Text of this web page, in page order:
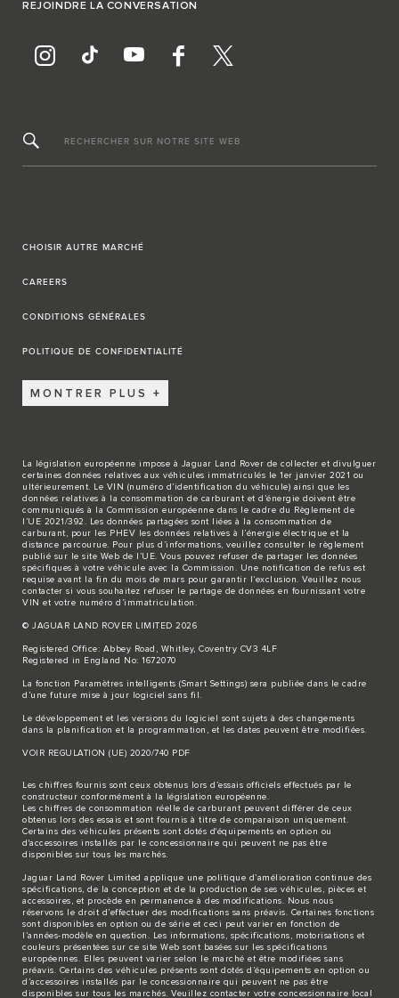
REJOINDRE LA CONVERSATION
RECHERCHER SUR NOTRE SITE WEB
CHOISIR AUTRE MARCHÉ
CAREERS
CONDITIONS GÉNÉRALES
POLITIQUE DE CONFIDENTIALITÉ
MONTRER PLUS
La législation européenne impose à Jaguar Land Rover de collecter et divulguer
certaines données relatives aux véhicules immatriculés le 1er janvier 2021 ou
ultérieurement. Le VIN (numéro d’identification du véhicule) ainsi que les
données relatives à la consommation de carburant et d’énergie doivent être
communiqués à la Commission européenne dans le cadre du Règlement de
l’UE 2021/392. Les données partagées sont liées à la consommation de
carburant, pour les PHEV les données relatives à l’énergie électrique et la
distance parcourue. Pour plus d’informations, veuillez consulter le règlement
publié sur le site Web de l’UE. Vous pouvez refuser de partager les données
spécifiques à votre véhicule avec la Commission. Une notification de refus est
requise avant la fin du mois de mars pour garantir l’exclusion. Veuillez nous
contacter si vous souhaitez refuser le partage de données en fournissant votre
VIN et votre numéro d’immatriculation.
© JAGUAR LAND ROVER LIMITED 2026
Registered Office: Abbey Road, Whitley, Coventry CV3 4LF
Registered in England No: 1672070
La fonction Paramètres intelligents (Smart Settings) sera publiée dans le cadre
d’une future mise à jour logiciel sans fil.
Le développement et les versions du logiciel sont sujets à des changements
dans la planification et la programmation, et les dates peuvent être modifiées.
VOIR REGULATION (UE) 2020/740 PDF
Les chiffres fournis sont ceux obtenus lors d’essais officiels effectués par le
constructeur conformément à la législation européenne.
Les chiffres de consommation réelle de carburant peuvent différer de ceux
obtenus lors des essais et sont fournis à titre de comparaison uniquement.
Certains des véhicules présents sont dotés d'équipements en option ou
d'accessoires installés par le concessionnaire qui peuvent ne pas être
disponibles sur tous les marchés.
Jaguar Land Rover Limited applique une politique d’amélioration continue des
spécifications, de la conception et de la production de ses véhicules, pièces et
accessoires, et procède en permanence à des modifications. Nous nous
réservons le droit d’effectuer des modifications sans préavis. Certaines fonctions
sont disponibles en option ou de série et ceci peut varier en fonction de
l’années-modèle en question. Les informations, spécifications, motorisations et
couleurs présentées sur ce site Web sont basées sur les spécifications
européennes. Elles peuvent varier selon le marché et être modifiées sans
préavis. Certains des véhicules présents sont dotés d’équipements en option ou
d’accessoires installés par le concessionnaire qui peuvent ne pas être
disponibles sur tous les marchés. Veuillez contacter votre concessionnaire local